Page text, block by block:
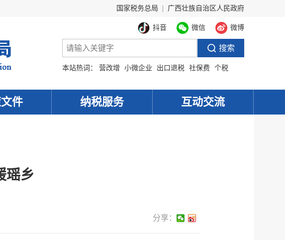
国家税务总局 广西壮族自治区人民政府
抖音 微信 微博
本站热词： 营改增 小微企业 出口退税 社保费 个税
件 纳税服务 互动交流
瑶乡
分享：